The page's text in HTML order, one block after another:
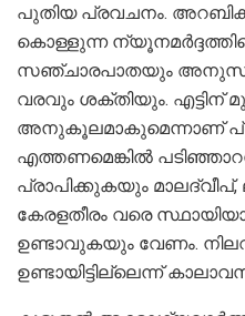
പുതിയ പ്രവചനം.
കൊള്ളുന്ന
സഞ്ചാരപാതയും
വരവും ശക്തിയും.
അനുകൂലമാകുമെന്നാണ്
എത്തണമെങ്കിൽ
പ്രാപിക്കുകയും
കേരളതീരം വരെ
ഉണ്ടാവുകയും വേണം.
ഉണ്ടായിട്ടില്ലെന്ന്